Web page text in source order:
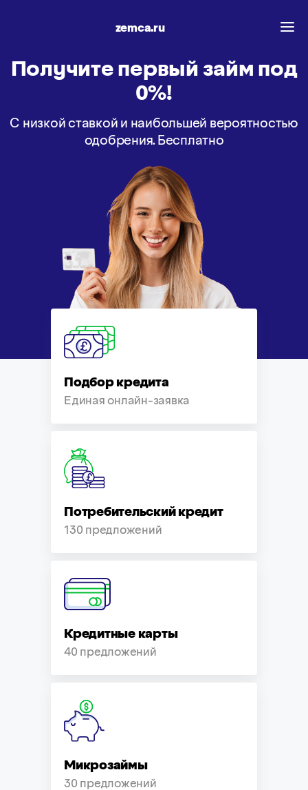
zemca.ru
Получите первый займ под
0%!
С низкой ставкой и наибольшей вероятностью
одобрения. Бесплатно
Подбор кредита
Eдиная онлайн-заявка
Потребительский кредит
130 предложений
Кредитные карты
40 предложений
Микрозаймы
30 предложений